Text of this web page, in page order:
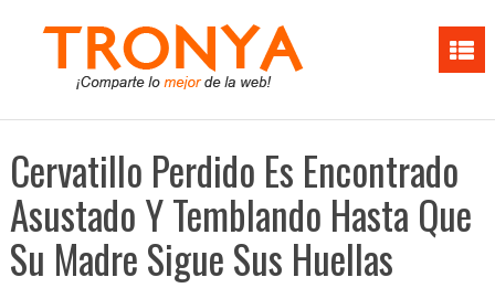
Cervatillo Perdido Es Encontrado
Asustado Y Temblando Hasta Que
Su Madre Sigue Sus Huellas